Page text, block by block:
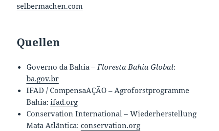
selbermachen.com
Quellen
Governo da Bahia –Floresta Bahia Global:
ba.gov.br
IFAD / CompensaAÇÃO – Agroforstprogramme
Bahia:ifad.org
Conservation International – Wiederherstellung
Mata Atlântica:conservation.org